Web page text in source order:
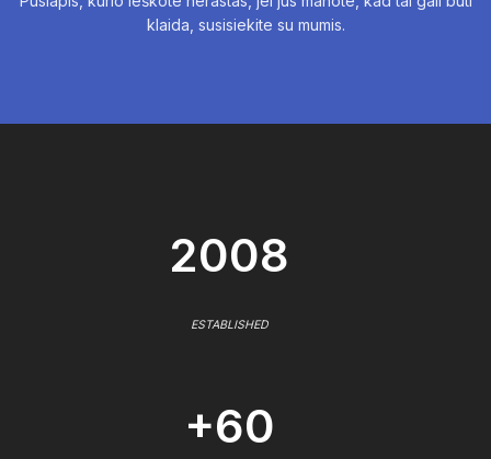
klaida, susisiekite su mumis.
2008
ESTABLISHED
+60